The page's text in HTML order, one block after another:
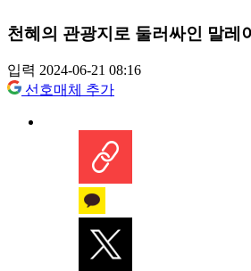
천혜의 관광지로 둘러싸인 말레
입력 2024-06-21 08:16
선호매체 추가